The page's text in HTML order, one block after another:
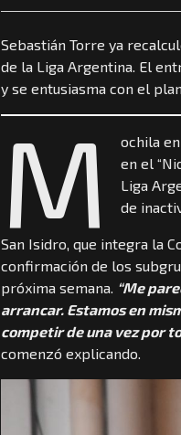
Sebastián Torre ya
de la Liga Argentina. El
y se entusiasma con el
M
ochila
en el
Liga
de
San Isidro, que integra la
confirmación de los
próxima semana. “Me
arrancar. Estamos en
competir de una vez por
comenzó explicando.